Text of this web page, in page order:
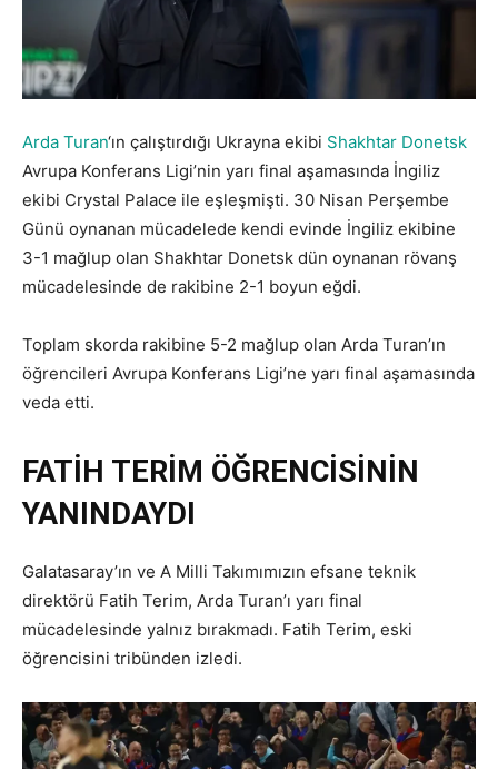
Arda Turan‘ın çalıştırdığı Ukrayna ekibi Shakhtar Donetsk
Avrupa Konferans Ligi’nin yarı final aşamasında İngiliz
ekibi Crystal Palace ile eşleşmişti. 30 Nisan Perşembe
Günü oynanan mücadelede kendi evinde İngiliz ekibine
3-1 mağlup olan Shakhtar Donetsk dün oynanan rövanş
mücadelesinde de rakibine 2-1 boyun eğdi.
Toplam skorda rakibine 5-2 mağlup olan Arda Turan’ın
öğrencileri Avrupa Konferans Ligi’ne yarı final aşamasında
veda etti.
FATİH TERİM ÖĞRENCİSİNİN
YANINDAYDI
Galatasaray’ın ve A Milli Takımımızın efsane teknik
direktörü Fatih Terim, Arda Turan’ı yarı final
mücadelesinde yalnız bırakmadı. Fatih Terim, eski
öğrencisini tribünden izledi.